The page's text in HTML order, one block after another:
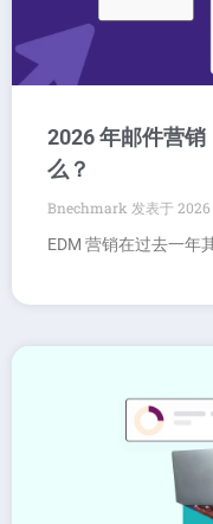
2026 年邮件营
么？
Bnechmark
2026
EDM 营销在过去一年